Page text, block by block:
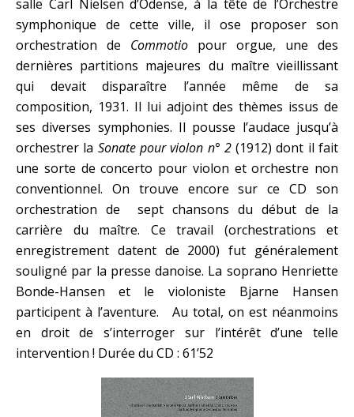
salle Carl Nielsen d’Odense, à la tête de l’Orchestre
symphonique de cette ville, il ose proposer son
orchestration de Commotio pour orgue, une des
dernières partitions majeures du maître vieillissant
qui devait disparaître l’année même de sa
composition, 1931. Il lui adjoint des thèmes issus de
ses diverses symphonies. Il pousse l’audace jusqu’à
orchestrer la Sonate pour violon n° 2(1912) dont il fait
une sorte de concerto pour violon et orchestre non
conventionnel. On trouve encore sur ce CD son
orchestration de sept chansons du début de la
carrière du maître. Ce travail (orchestrations et
enregistrement datent de 2000) fut généralement
souligné par la presse danoise. La soprano Henriette
Bonde-Hansen et le violoniste Bjarne Hansen
participent à l’aventure. Au total, on est néanmoins
en droit de s’interroger sur l’intérêt d’une telle
intervention ! Durée du CD : 61’52